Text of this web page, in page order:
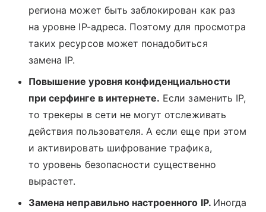
региона может быть заблокирован как раз
на уровне IP-адреса. Поэтому для просмотра
таких ресурсов может понадобиться
замена IP.
Повышение уровня конфиденциальности
при серфинге в интернете. Если заменить IP,
то трекеры в сети не могут отслеживать
действия пользователя. А если еще при этом
и активировать шифрование трафика,
то уровень безопасности существенно
вырастет.
Замена неправильно настроенного IP. Иногда